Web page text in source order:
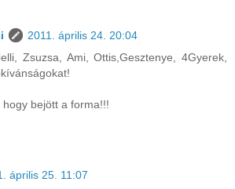
2011. április 24. 20:04
Zsuzsa, Ami, Ottis,Gesztenye, 4Gyerek,
bejött a forma!!!
április 25. 11:07